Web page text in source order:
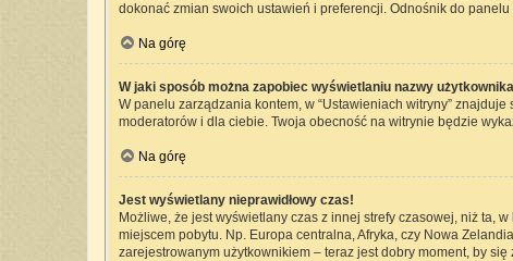
dokonać zmian swoich ustawień i preferencji. Odnośnik do
Na górę
W jaki sposób można zapobiec wyświetlaniu nazwy
W panelu zarządzania kontem, w “Ustawieniach witryny” znajduje
moderatorów i dla ciebie. Twoja obecność na witrynie będzie
Na górę
Jest wyświetlany nieprawidłowy czas!
Możliwe, że jest wyświetlany czas z innej strefy czasowej, niż ta,
miejscem pobytu. Np. Europa centralna, Afryka, czy Nowa
zarejestrowanym użytkownikiem – teraz jest dobry moment, by się